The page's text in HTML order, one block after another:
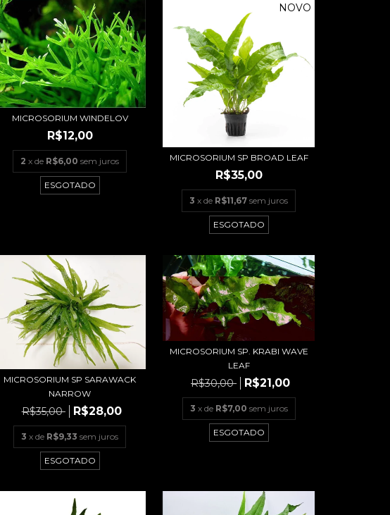
MICROSORIUM WINDELOV
R$12,00
2 x de R$6,00 sem juros
ESGOTADO
NOVO
MICROSORIUM SP BROAD LEAF
R$35,00
3 x de R$11,67 sem juros
ESGOTADO
MICROSORIUM SP SARAWACK
NARROW
R$35,00 R$28,00
3 x de R$9,33 sem juros
ESGOTADO
MICROSORIUM SP. KRABI WAVE
LEAF
R$30,00 R$21,00
3 x de R$7,00 sem juros
ESGOTADO